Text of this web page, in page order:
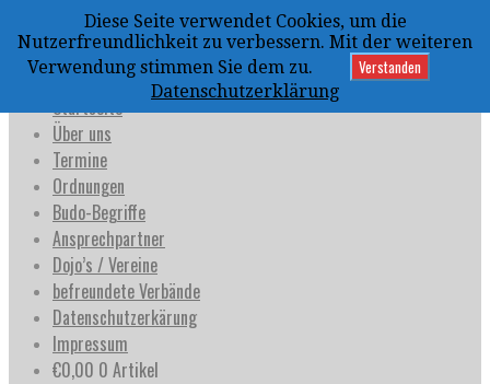
Inhalt
springen
uijja
Deutschland e.V.
Startseite
Über uns
Termine
Ordnungen
Budo-Begriffe
Ansprechpartner
Dojo’s / Vereine
befreundete Verbände
Datenschutzerkärung
Impressum
€0,00 0 Artikel
Diese Seite verwendet Cookies, um die
Nutzerfreundlichkeit zu verbessern. Mit der weiteren
Verwendung stimmen Sie dem zu.
Verstanden
Datenschutzerklärung